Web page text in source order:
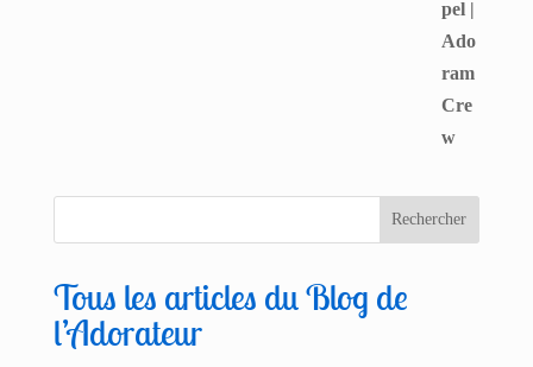
Tous les articles du Blog de
l’Adorateur